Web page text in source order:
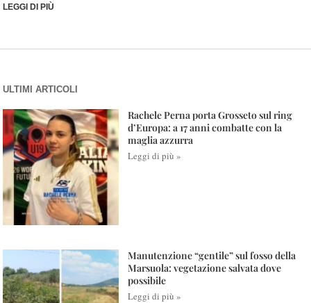
LEGGI DI PIÙ
ULTIMI ARTICOLI
Rachele Perna porta Grosseto sul ring
d’Europa: a 17 anni combatte con la
maglia azzurra
Leggi di più »
Manutenzione “gentile” sul fosso della
Marsuola: vegetazione salvata dove
possibile
Leggi di più »